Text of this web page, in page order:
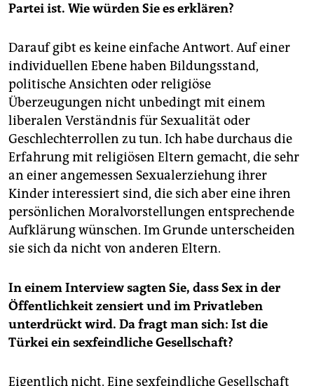
Partei ist. Wie würden Sie es erklären?
Darauf gibt es keine einfache Antwort. Auf einer
individuellen Ebene haben Bildungsstand,
politische Ansichten oder religiöse
Überzeugungen nicht unbedingt mit einem
liberalen Verständnis für Sexualität oder
Geschlechterrollen zu tun. Ich habe durchaus die
Erfahrung mit religiösen Eltern gemacht, die sehr
an einer angemessen Sexualerziehung ihrer
Kinder interessiert sind, die sich aber eine ihren
persönlichen Moralvorstellungen entsprechende
Aufklärung wünschen. Im Grunde unterscheiden
sie sich da nicht von anderen Eltern.
In einem Interview sagten Sie, dass Sex in der
Öffentlichkeit zensiert und im Privatleben
unterdrückt wird. Da fragt man sich: Ist die
Türkei ein sexfeindliche Gesellschaft?
Eigentlich nicht. Eine sexfeindliche Gesellschaft